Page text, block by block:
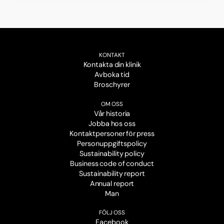
KONTAKT
Kontakta din klinik
Avboka tid
Broschyrer
OM OSS
Vår historia
Jobba hos oss
Kontaktpersoner för press
Personuppgiftspolicy
Sustainability policy
Business code of conduct
Sustainability report
Annual report
Man
FÖLJ OSS
Facebook